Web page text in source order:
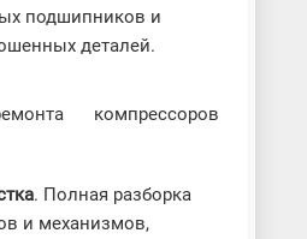
подшипников и
деталей.
компрессоров
. Полная разборка
и механизмов,